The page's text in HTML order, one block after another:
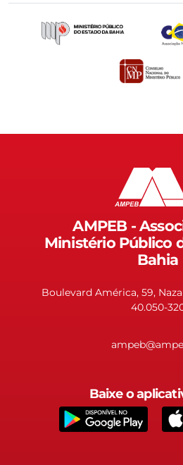
AMPEB -
Ministério Público
Bahia
Boulevard América, 59,
40.050-
Baixe o